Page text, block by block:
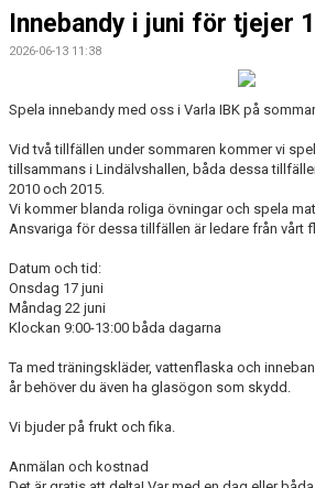
Innebandy i juni för tjejer
2026-06-13 11:38
Spela innebandy med oss i Varla IBK på
Vid två tillfällen under sommaren kommer vi
tillsammans i Lindälvshallen, båda dessa
2010 och 2015.
Vi kommer blanda roliga övningar och spela
Ansvariga för dessa tillfällen är ledare från vårt
Datum och tid:
Onsdag 17 juni
Måndag 22 juni
Klockan 9:00-13:00 båda dagarna
Ta med träningskläder, vattenflaska och
år behöver du även ha glasögon som skydd.
Vi bjuder på frukt och fika.
Anmälan och kostnad